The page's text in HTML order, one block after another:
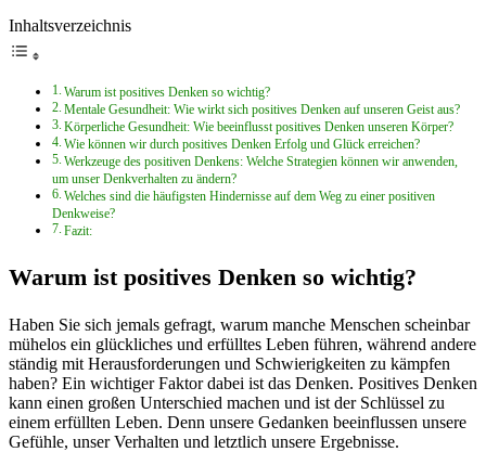
Inhaltsverzeichnis
Warum ist positives Denken so wichtig?
Mentale Gesundheit: Wie wirkt sich positives Denken auf unseren Geist aus?
Körperliche Gesundheit: Wie beeinflusst positives Denken unseren Körper?
Wie können wir durch positives Denken Erfolg und Glück erreichen?
Werkzeuge des positiven Denkens: Welche Strategien können wir anwenden,
um unser Denkverhalten zu ändern?
Welches sind die häufigsten Hindernisse auf dem Weg zu einer positiven
Denkweise?
Fazit:
Warum ist positives Denken so wichtig?
Haben Sie sich jemals gefragt, warum manche Menschen scheinbar
mühelos ein glückliches und erfülltes Leben führen, während andere
ständig mit Herausforderungen und Schwierigkeiten zu kämpfen
haben? Ein wichtiger Faktor dabei ist das Denken. Positives Denken
kann einen großen Unterschied machen und ist der Schlüssel zu
einem erfüllten Leben. Denn unsere Gedanken beeinflussen unsere
Gefühle, unser Verhalten und letztlich unsere Ergebnisse.